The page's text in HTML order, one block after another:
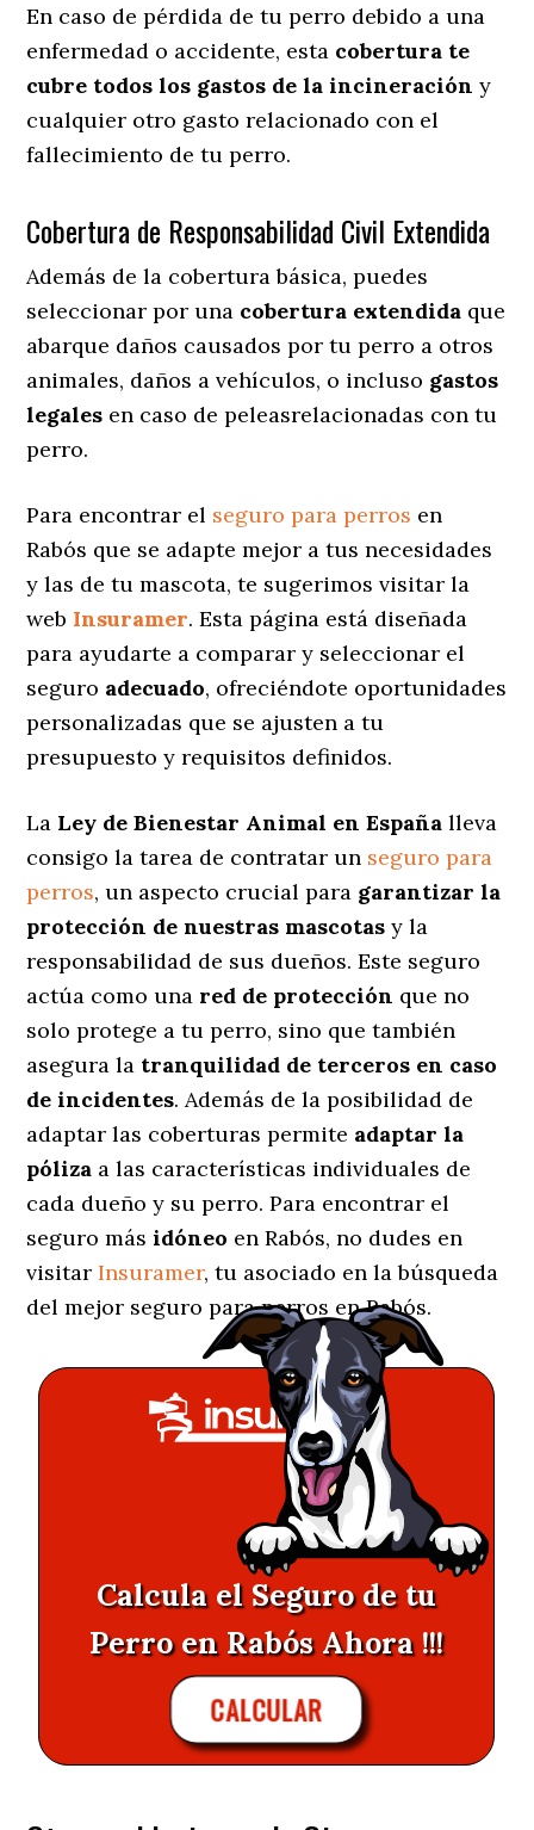
En caso de pérdida de tu perro debido a una
enfermedad o accidente, esta cobertura te
cubre todos los gastos de la incineración y
cualquier otro gasto relacionado con el
fallecimiento de tu perro.
Cobertura de Responsabilidad Civil Extendida
Además de la cobertura básica, puedes
seleccionar por una cobertura extendida que
abarque daños causados por tu perro a otros
animales, daños a vehículos, o incluso gastos
legales en caso de peleasrelacionadas con tu
perro.
Para encontrar el seguro para perros en
Rabós que se adapte mejor a tus necesidades
y las de tu mascota, te sugerimos visitar la
web Insuramer. Esta página está diseñada
para ayudarte a comparar y seleccionar el
seguro adecuado, ofreciéndote oportunidades
personalizadas que se ajusten a tu
presupuesto y requisitos definidos.
La Ley de Bienestar Animal en España lleva
consigo la tarea de contratar un seguro para
perros, un aspecto crucial para garantizar la
protección de nuestras mascotas y la
responsabilidad de sus dueños. Este seguro
actúa como una red de protección que no
solo protege a tu perro, sino que también
asegura la tranquilidad de terceros en caso
de incidentes. Además de la posibilidad de
adaptar las coberturas permite adaptar la
póliza a las características individuales de
cada dueño y su perro. Para encontrar el
seguro másidóneo en Rabós, no dudes en
visitarInsuramer, tu asociado en la búsqueda
del mejor seguro para perros en Rabós.
Calcula el Seguro de tu
Perro en Rabós Ahora !!!
CALCULAR